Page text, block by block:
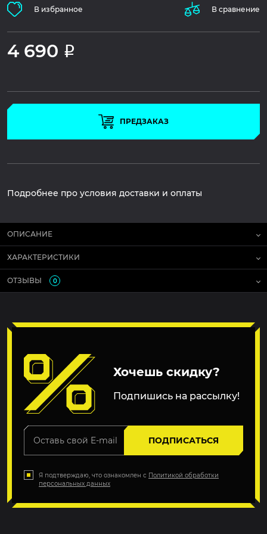
В избранное В сравнение
4 690 Р
ПРЕДЗАКАЗ
Подробнее про условия доставки и оплаты
ОПИСАНИЕ
ХАРАКТЕРИСТИКИ
ОТЗЫВЫ 0
Хочешь скидку?
Подпишись на рассылку!
ПОДПИСАТЬСЯ
Я подтверждаю, что ознакомлен с Политикой обработки
персональных данных